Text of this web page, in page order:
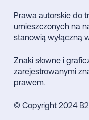
Prawa autorskie do
umieszczonych na
stanowią wyłączną
Znaki słowne i
zarejestrowanymi
prawem.
© Copyright 2024